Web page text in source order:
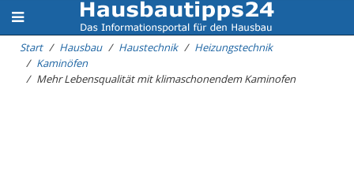
Start Hausbau Haustechnik
Heizungstechnik
Kaminöfen
Mehr Lebensqualität mit klimaschonendem Kaminofen